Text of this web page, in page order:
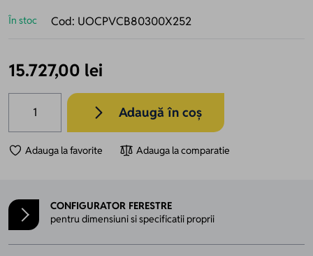
În stoc Cod: UOCPVCB80300X252
15.727,00 lei
Adaugă în coș
Adauga la favorite Adauga la comparatie
CONFIGURATOR FERESTRE
pentru dimensiuni si specificatii proprii